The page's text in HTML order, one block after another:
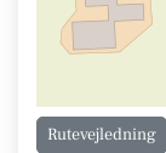
Rutevejledning